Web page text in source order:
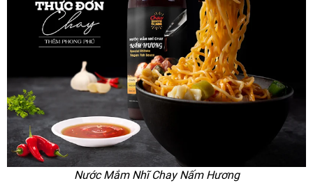
Nước Mắm Nhĩ Chay Nấm Hương